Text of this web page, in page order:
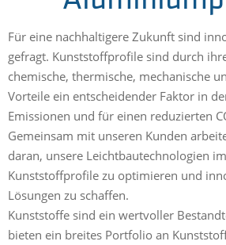
Für eine nachhaltigere Zukunft sind
gefragt. Kunststoffprofile sind durch
chemische, thermische, mechanische
Vorteile ein entscheidender Faktor in
Emissionen und für einen reduzierten
Gemeinsam mit unseren Kunden
daran, unsere Leichtbautechnologien
Kunststoffprofile zu optimieren und
Lösungen zu schaffen.
Kunststoffe sind ein wertvoller
bieten ein breites Portfolio an